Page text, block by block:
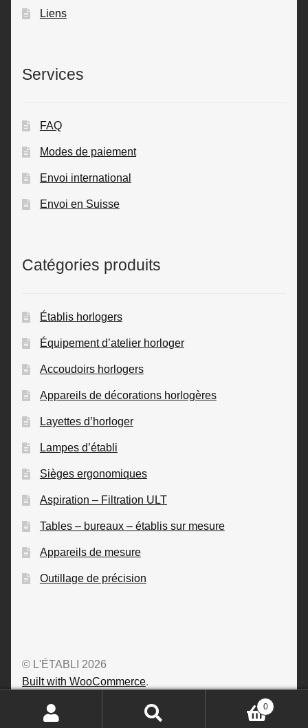
Liens
Services
FAQ
Modes de paiement
Envoi international
Envoi en Suisse
Catégories produits
Établis horlogers
Équipement d’atelier horloger
Accoudoirs horlogers
Appareils de décorations horlogères
Layettes d’horloger
Lampes d’établi
Sièges ergonomiques
Aspiration – Filtration ULT
Tables – bureaux – établis sur mesure
Appareils de mesure
Outillage de précision
© L'ÉTABLI 2026
Built with WooCommerce.
0